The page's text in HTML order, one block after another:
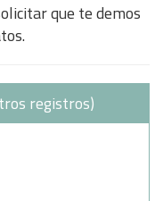
que te demos
registros)